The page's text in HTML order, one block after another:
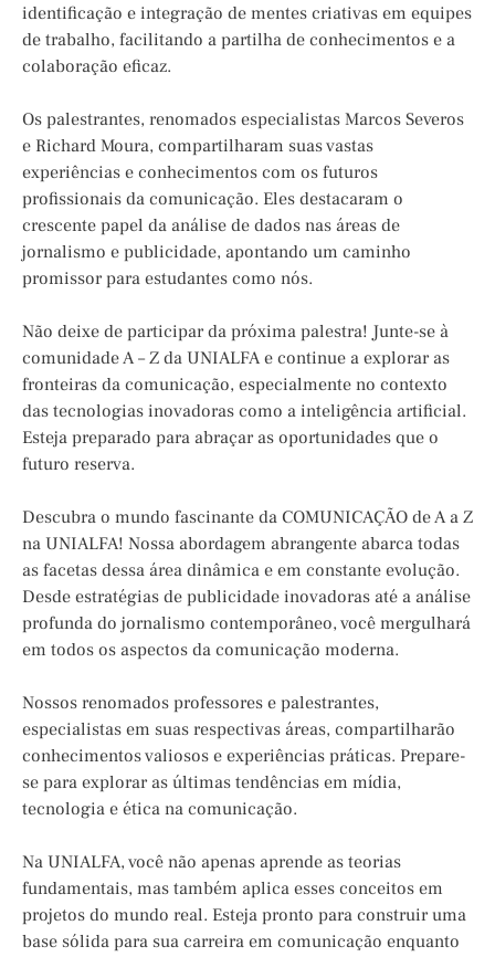
identificação e integração de mentes criativas em equipes
de trabalho, facilitando a partilha de conhecimentos e a
colaboração eficaz.
Os palestrantes, renomados especialistas Marcos Severos
e Richard Moura, compartilharam suas vastas
experiências e conhecimentos com os futuros
profissionais da comunicação. Eles destacaram o
crescente papel da análise de dados nas áreas de
jornalismo e publicidade, apontando um caminho
promissor para estudantes como nós.
Não deixe de participar da próxima palestra! Junte-se à
comunidade A – Z da UNIALFA e continue a explorar as
fronteiras da comunicação, especialmente no contexto
das tecnologias inovadoras como a inteligência artificial.
Esteja preparado para abraçar as oportunidades que o
futuro reserva.
Descubra o mundo fascinante da COMUNICAÇÃO de A a Z
na UNIALFA! Nossa abordagem abrangente abarca todas
as facetas dessa área dinâmica e em constante evolução.
Desde estratégias de publicidade inovadoras até a análise
profunda do jornalismo contemporâneo, você mergulhará
em todos os aspectos da comunicação moderna.
Nossos renomados professores e palestrantes,
especialistas em suas respectivas áreas, compartilharão
conhecimentos valiosos e experiências práticas. Prepare-
se para explorar as últimas tendências em mídia,
tecnologia e ética na comunicação.
Na UNIALFA, você não apenas aprende as teorias
fundamentais, mas também aplica esses conceitos em
projetos do mundo real. Esteja pronto para construir uma
base sólida para sua carreira em comunicação enquanto